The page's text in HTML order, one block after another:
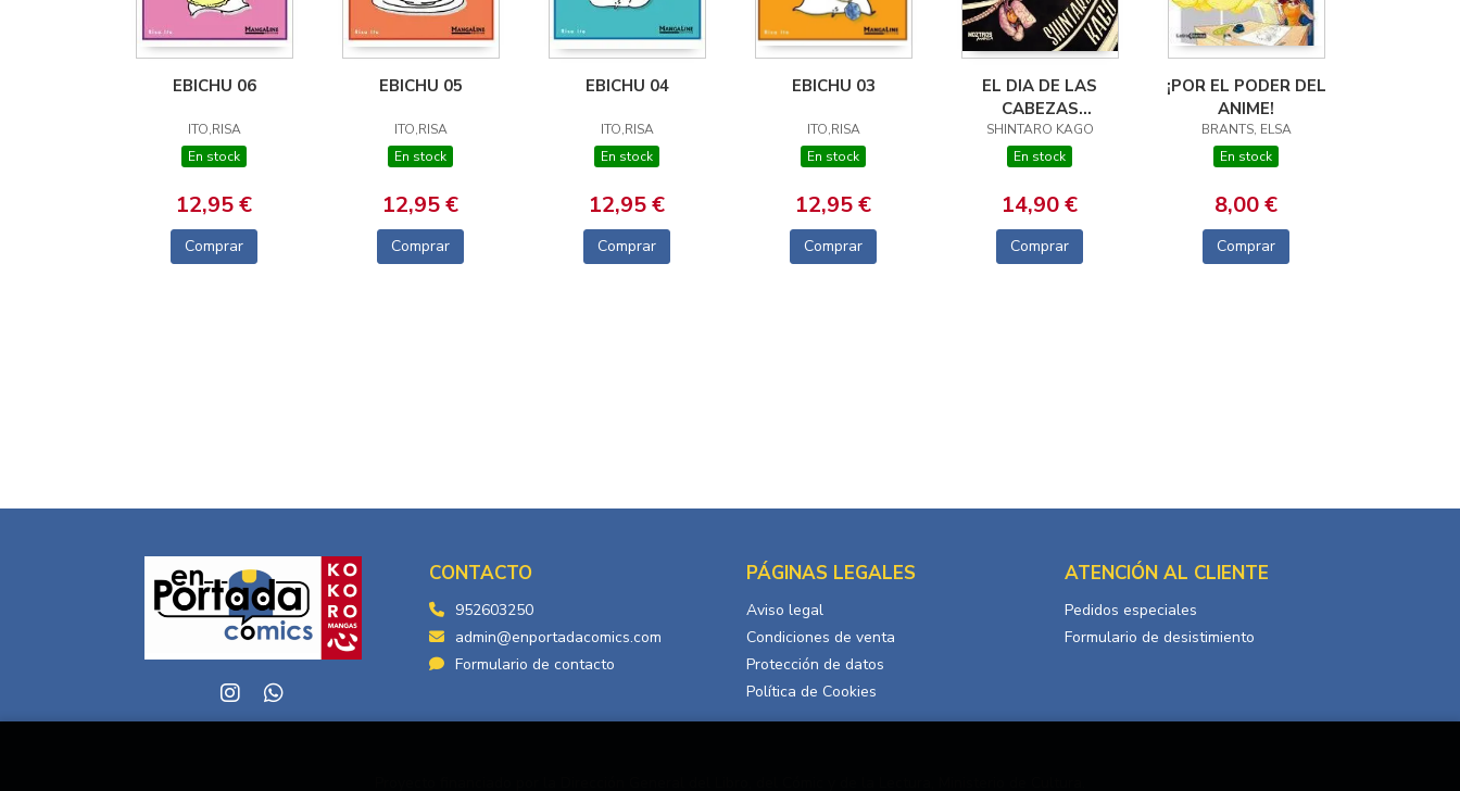
EBICHU 06
ITO,RISA
En stock
12,95 €
Comprar
EBICHU 05
ITO,RISA
En stock
12,95 €
Comprar
EBICHU 04
ITO,RISA
En stock
12,95 €
Comprar
EBICHU 03
ITO,RISA
En stock
12,95 €
Comprar
EL DIA DE LAS
CABEZAS
VOLADORAS
SHINTARO KAGO
En stock
14,90 €
Comprar
¡POR EL PODER DEL
ANIME!
BRANTS, ELSA
En stock
8,00 €
Comprar
CONTACTO
952603250
admin@enportadacomics.com
Formulario de contacto
PÁGINAS LEGALES
Aviso legal
Condiciones de venta
Protección de datos
Política de Cookies
ATENCIÓN AL CLIENTE
Pedidos especiales
Formulario de desistimiento